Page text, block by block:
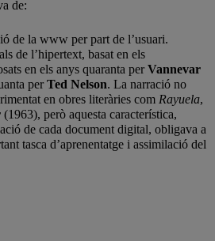
de:
de la www per part de l’usuari.
de l’hipertext, basat en els
en els anys quaranta per Vannevar
per Ted Nelson. La narració no
en obres literàries com Rayuela,
(1963), però aquesta característica,
de cada document digital, obligava a
tasca d’aprenentatge i assimilació del